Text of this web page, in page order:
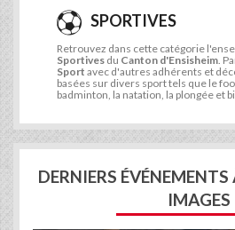
SPORTIVES
Retrouvez dans cette catégorie
Sportives du Canton d'Ensisheim.
Sport avec d'autres adhérents et
basées sur divers sport tels que le
badminton, la natation, la plongée et
DERNIERS
IMAGES